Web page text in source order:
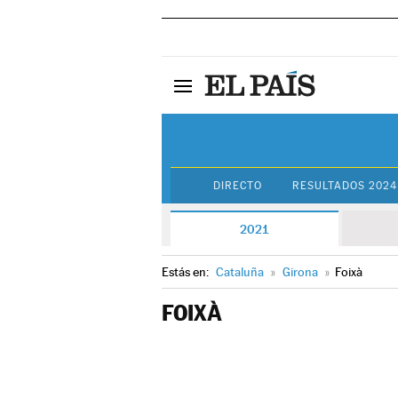
DIRECTO RESULTADOS 2024
2021
Estás en: Cataluña » Girona » Foixà
FOIXÀ